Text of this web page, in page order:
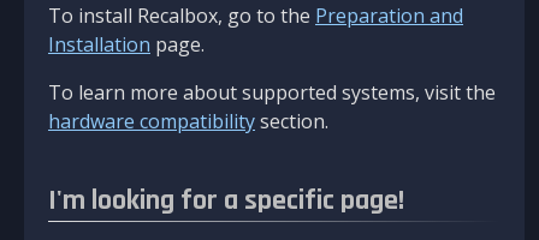
To install Recalbox, go to the Preparation and
Installation page.
To learn more about supported systems, visit the
hardware compatibilitysection.
I'm looking for a specific page!